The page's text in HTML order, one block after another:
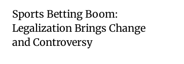
Sports Betting Boom:
Legalization Brings Change
and Controversy